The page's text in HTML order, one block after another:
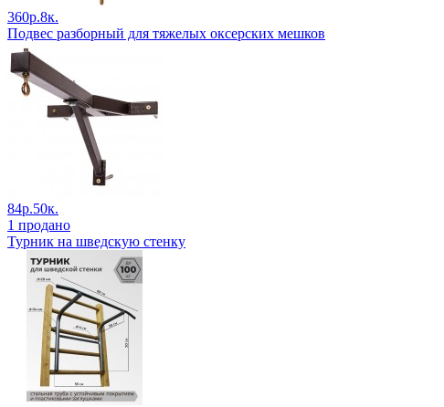
360р.8к.
Подвес разборный для тяжелых оксерских мешков
84р.50к.
1 продано
Турник на шведскую стенку